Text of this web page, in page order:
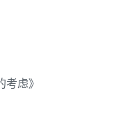
虑》